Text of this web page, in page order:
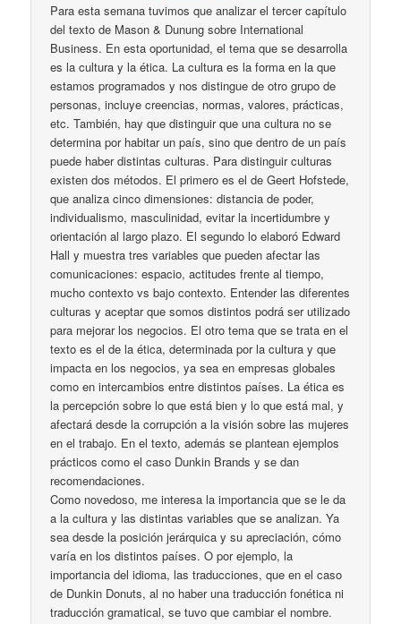
Para esta semana tuvimos que analizar el tercer capítulo
del texto de Mason & Dunung sobre International
Business. En esta oportunidad, el tema que se desarrolla
es la cultura y la ética. La cultura es la forma en la que
estamos programados y nos distingue de otro grupo de
personas, incluye creencias, normas, valores, prácticas,
etc. También, hay que distinguir que una cultura no se
determina por habitar un país, sino que dentro de un país
puede haber distintas culturas. Para distinguir culturas
existen dos métodos. El primero es el de Geert Hofstede,
que analiza cinco dimensiones: distancia de poder,
individualismo, masculinidad, evitar la incertidumbre y
orientación al largo plazo. El segundo lo elaboró Edward
Hall y muestra tres variables que pueden afectar las
comunicaciones: espacio, actitudes frente al tiempo,
mucho contexto vs bajo contexto. Entender las diferentes
culturas y aceptar que somos distintos podrá ser utilizado
para mejorar los negocios. El otro tema que se trata en el
texto es el de la ética, determinada por la cultura y que
impacta en los negocios, ya sea en empresas globales
como en intercambios entre distintos países. La ética es
la percepción sobre lo que está bien y lo que está mal, y
afectará desde la corrupción a la visión sobre las mujeres
en el trabajo. En el texto, además se plantean ejemplos
prácticos como el caso Dunkin Brands y se dan
recomendaciones.
Como novedoso, me interesa la importancia que se le da
a la cultura y las distintas variables que se analizan. Ya
sea desde la posición jerárquica y su apreciación, cómo
varía en los distintos países. O por ejemplo, la
importancia del idioma, las traducciones, que en el caso
de Dunkin Donuts, al no haber una traducción fonética ni
traducción gramatical, se tuvo que cambiar el nombre.